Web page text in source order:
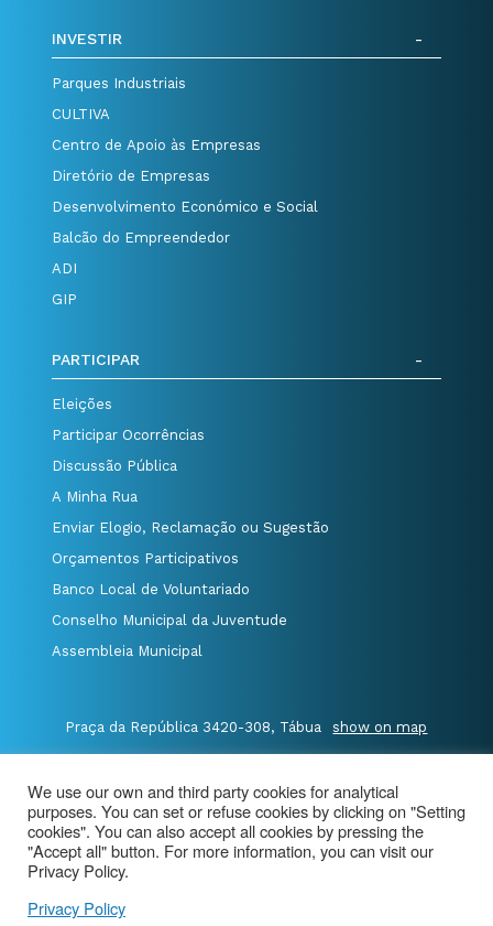
INVESTIR
Parques Industriais
CULTIVA
Centro de Apoio às Empresas
Diretório de Empresas
Desenvolvimento Económico e Social
Balcão do Empreendedor
ADI
GIP
PARTICIPAR
Eleições
Participar Ocorrências
Discussão Pública
A Minha Rua
Enviar Elogio, Reclamação ou Sugestão
Orçamentos Participativos
Banco Local de Voluntariado
Conselho Municipal da Juventude
Assembleia Municipal
Praça da República 3420-308, Tábua show on map
E.geral@cm-tabua.pt
@Município de Tábua | Site Map | privacy policy
|
Aviso de Privacidade - Videovigilância
We use our own and third party cookies for analytical
purposes. You can set or refuse cookies by clicking on "Setting
cookies". You can also accept all cookies by pressing the
"Accept all" button. For more information, you can visit our
Privacy Policy.
Privacy Policy